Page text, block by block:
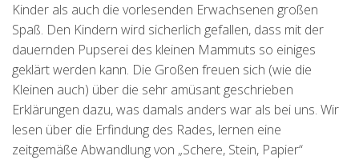
Kinder als auch die vorlesenden Erwachsenen großen
Spaß. Den Kindern wird sicherlich gefallen, dass mit der
dauernden Pupserei des kleinen Mammuts so einiges
geklärt werden kann. Die Großen freuen sich (wie die
Kleinen auch) über die sehr amüsant geschrieben
Erklärungen dazu, was damals anders war als bei uns. Wir
lesen über die Erfindung des Rades, lernen eine
zeitgemäße Abwandlung von „Schere, Stein, Papier“